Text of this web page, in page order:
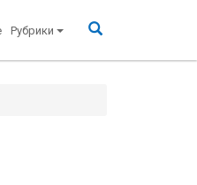
Рубрики